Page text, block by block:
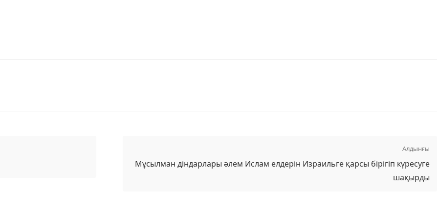
Алдынғы
Мұсылман діндарлары әлем Ислам елдерін Израильге қарсы бірігіп күресуге
шақырды